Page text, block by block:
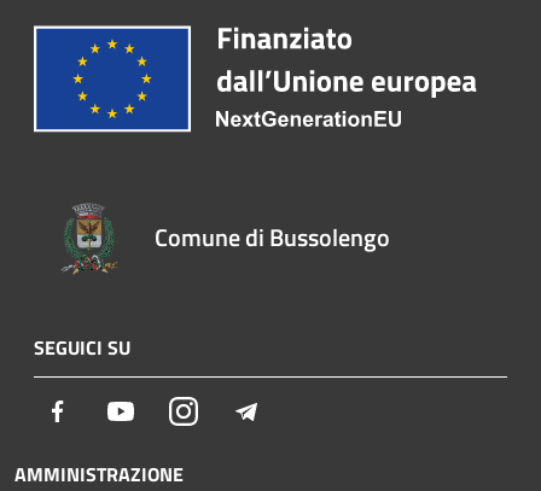
Comune di Bussolengo
SEGUICI SU
Facebook YoutubeInstagram
AMMINISTRAZIONE